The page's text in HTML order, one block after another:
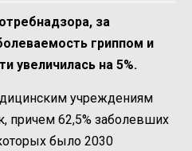
за
гриппом и
увеличилась на 5%.
учреждениям
причем 62,5% заболевших
было 2030